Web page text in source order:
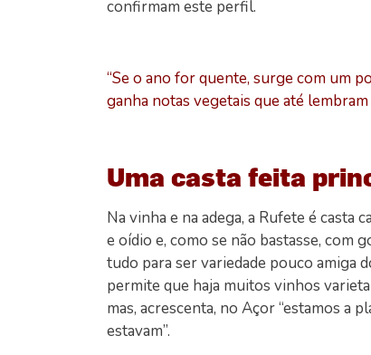
confirmam este perfil.
“Se o ano for quente, surge com um
ganha notas vegetais que até
Uma casta feita
Na vinha e na adega, a Rufete é casta
e oídio e, como se não bastasse, com
tudo para ser variedade pouco amiga
permite que haja muitos vinhos
mas, acrescenta, no Açor “estamos a
estavam”.